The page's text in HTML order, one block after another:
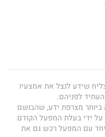
שידע לנצל את אמצעיו
לפניהם.
מצרפת ידע, שהבושם
ידי בעלת המפעל הקודם
עם המפעל רכש גם את